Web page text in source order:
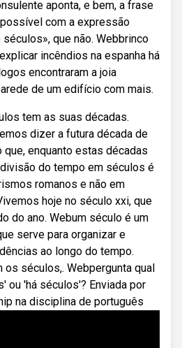
aponta, e bem, a frase
com a expressão
que não. Webbrinco
incêndios na espanha há
encontraram a joia
de um edifício com mais.
tem as suas décadas.
dizer a futura década de
enquanto estas décadas
do tempo em séculos é
romanos e não em
hoje no século xxi, que
do ano. Webum século é um
serve para organizar e
ao longo do tempo.
os séculos,. Webpergunta qual
ou 'há séculos'? Enviada por
na disciplina de português